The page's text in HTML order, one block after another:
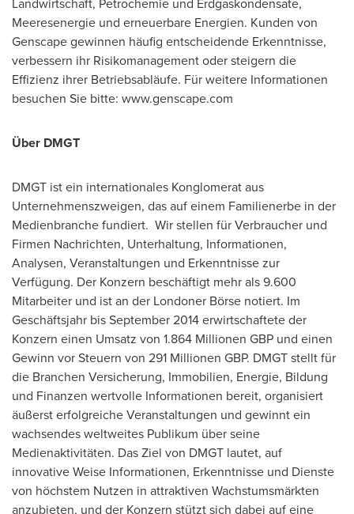
Meeresenergie und erneuerbare Energien. Kunden von
Genscape gewinnen häufig entscheidende Erkenntnisse,
verbessern ihr Risikomanagement oder steigern die
Effizienz ihrer Betriebsabläufe. Für weitere Informationen
besuchen Sie bitte: www.genscape.com
Über DMGT
DMGT ist ein internationales Konglomerat aus
Unternehmenszweigen, das auf einem Familienerbe in der
Medienbranche fundiert. Wir stellen für Verbraucher und
Firmen Nachrichten, Unterhaltung, Informationen,
Analysen, Veranstaltungen und Erkenntnisse zur
Verfügung. Der Konzern beschäftigt mehr als 9.600
Mitarbeiter und ist an der Londoner Börse notiert. Im
Geschäftsjahr bisSeptember 2014erwirtschaftete der
Konzern einen Umsatz von 1.864 Millionen GBP und einen
Gewinn vor Steuern von 291 Millionen GBP. DMGT stellt für
die Branchen Versicherung, Immobilien, Energie, Bildung
und Finanzen wertvolle Informationen bereit, organisiert
äußerst erfolgreiche Veranstaltungen und gewinnt ein
wachsendes weltweites Publikum über seine
Medienaktivitäten. Das Ziel von DMGT lautet, auf
innovative Weise Informationen, Erkenntnisse und Dienste
von höchstem Nutzen in attraktiven Wachstumsmärkten
anzubieten, und der Konzern stützt sich dabei auf eine